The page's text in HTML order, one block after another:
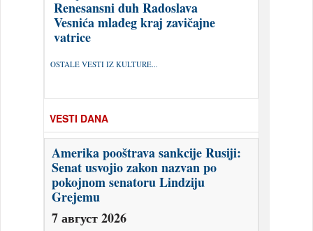
Renesansni duh Radoslava
Vesnića mlađeg kraj zavičajne
vatrice
OSTALE VESTI IZ KULTURE...
VESTI DANA
Amerika pooštrava sankcije Rusiji:
Senat usvojio zakon nazvan po
pokojnom senatoru Lindziju
Grejemu
7 август 2026